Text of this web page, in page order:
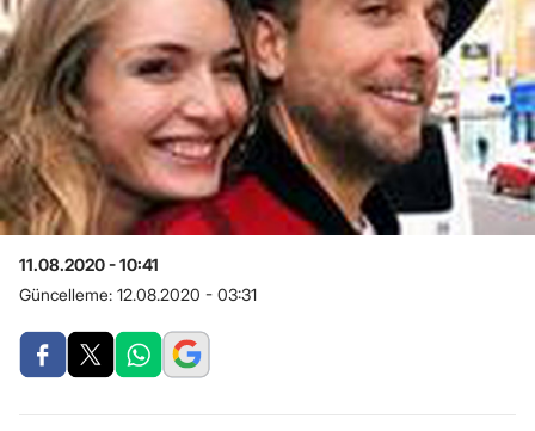
11.08.2020 - 10:41
Güncelleme: 12.08.2020 - 03:31